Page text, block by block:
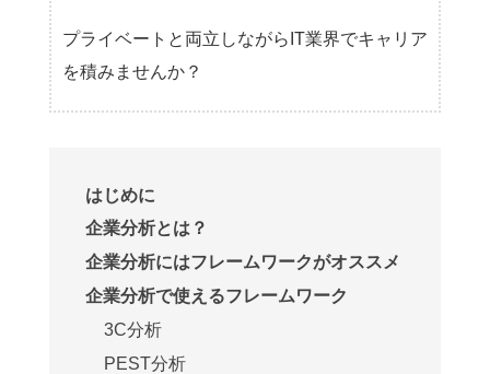
プライベートと両立しながらIT業界でキャリア
を積みませんか？
はじめに
企業分析とは？
企業分析にはフレームワークがオススメ
企業分析で使えるフレームワーク
3C分析
PEST分析